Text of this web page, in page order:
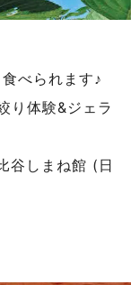
べられます♪
り体験&ジェラ
谷しまね館 (日